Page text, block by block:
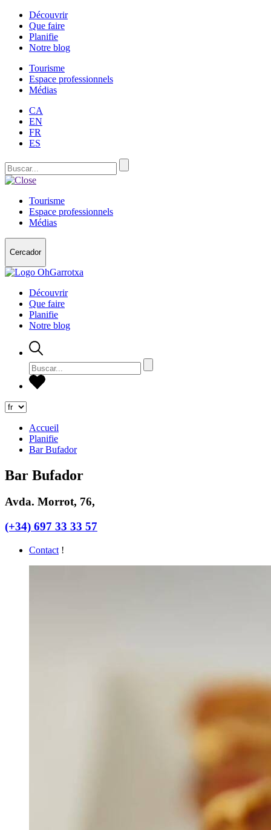
Découvrir
Que faire
Planifie
Notre blog
Tourisme
Espace professionnels
Médias
CA
EN
FR
ES
Tourisme
Espace professionnels
Médias
Cercador
Découvrir
Que faire
Planifie
Notre blog
Accueil
Planifie
Bar Bufador
Bar Bufador
Avda. Morrot, 76,
(+34) 697 33 33 57
Contact !